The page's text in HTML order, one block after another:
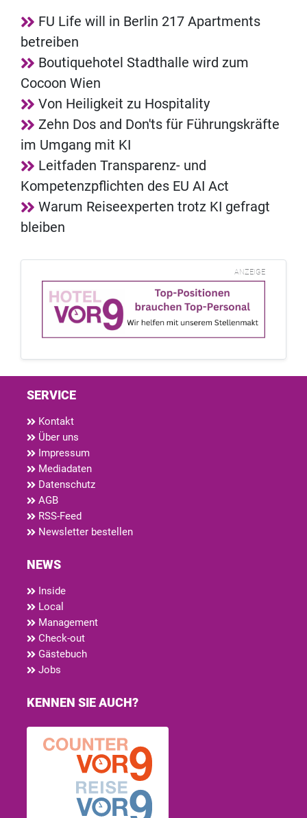
FU Life will in Berlin 217 Apartments
betreiben
Boutiquehotel Stadthalle wird zum
Cocoon Wien
Von Heiligkeit zu Hospitality
Zehn Dos and Don'ts für Führungskräfte
im Umgang mit KI
Leitfaden Transparenz- und
Kompetenzpflichten des EU AI Act
Warum Reiseexperten trotz KI gefragt
bleiben
ANZEIGE
SERVICE
Kontakt
Über uns
Impressum
Mediadaten
Datenschutz
AGB
RSS-Feed
Newsletter bestellen
NEWS
Inside
Local
Management
Check-out
Gästebuch
Jobs
KENNEN SIE AUCH?